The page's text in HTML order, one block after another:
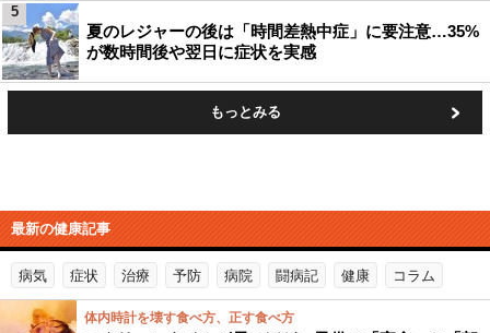
夏のレジャーの後は「時間差熱中症」に要注意…35%
が数時間後や翌日に症状を実感
5
もっとみる
最新の健康記事
病気 症状 治療 予防 病院 闘病記 健康 コラム
体内時計を壊す食べ方、正す食べ方